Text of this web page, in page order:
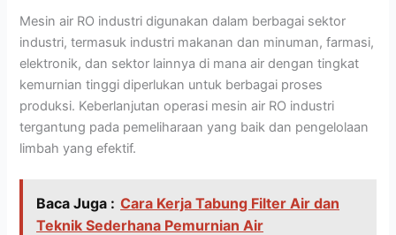
Mesin air RO industri digunakan dalam berbagai sektor
industri, termasuk industri makanan dan minuman, farmasi,
elektronik, dan sektor lainnya di mana air dengan tingkat
kemurnian tinggi diperlukan untuk berbagai proses
produksi. Keberlanjutan operasi mesin air RO industri
tergantung pada pemeliharaan yang baik dan pengelolaan
limbah yang efektif.
Baca Juga : Cara Kerja Tabung Filter Air dan
Teknik Sederhana Pemurnian Air